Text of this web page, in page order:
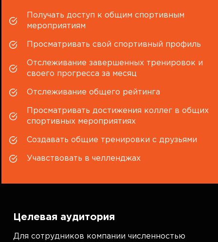
Получать доступ к общим спортивным
мероприятиям
Просматривать свой спортивный профиль
Отслеживание завершенных тренировок и
своего прогресса за месяц
Отслеживание общего рейтинга
Просматривать достижения коллег в общих
спортивных мероприятиях
Создавать общие тренировки с друзьями
Учавствовать в челленджах
Целевая аудитория
Для сотрудников компании численностью